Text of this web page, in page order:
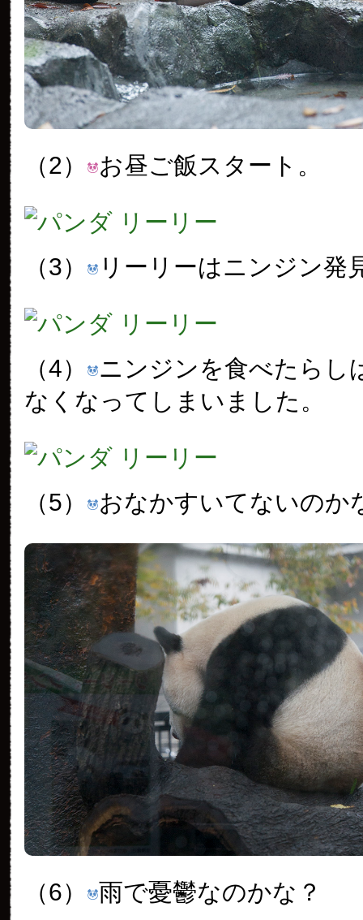
（2） お昼ご飯スタート。
（3） リーリーはニンジン発
（4）
ニンジンを食べたらし
なくなってしまいました。
（5） おなかすいてないのか
（6） 雨で憂鬱なのかな？